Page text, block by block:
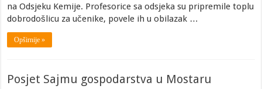
na Odsjeku Kemije. Profesorice sa odsjeka su pripremile toplu
dobrodošlicu za učenike, povele ih u obilazak …
Opširnije »
Posjet Sajmu gospodarstva u Mostaru